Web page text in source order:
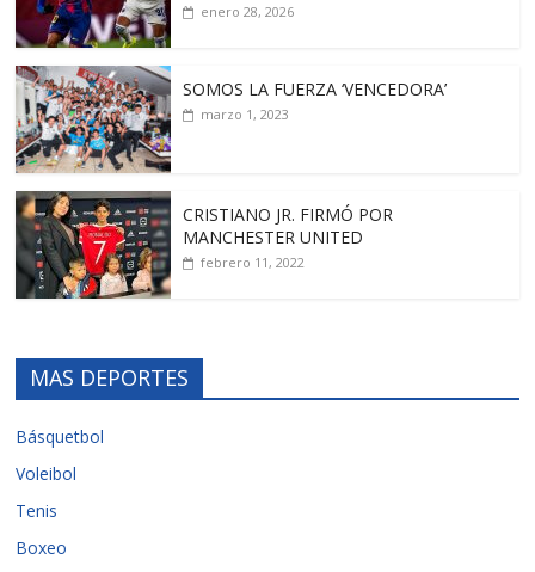
enero 28, 2026
SOMOS LA FUERZA ‘VENCEDORA’
marzo 1, 2023
CRISTIANO JR. FIRMÓ POR
MANCHESTER UNITED
febrero 11, 2022
MAS DEPORTES
Básquetbol
Voleibol
Tenis
Boxeo